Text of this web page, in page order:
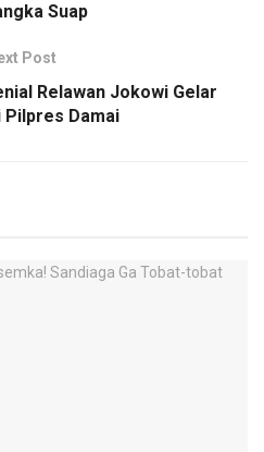
Suap
Post
Relawan Jokowi Gelar
Pilpres Damai